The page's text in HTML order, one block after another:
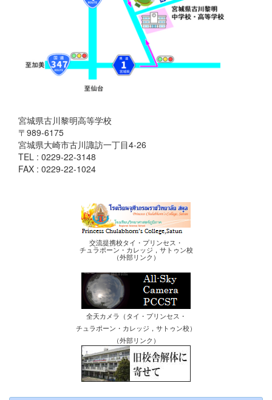
宮城県古川黎明高等学校
〒989-6175
宮城県大崎市古川諏訪一丁目4-26
TEL : 0229-22-3148
FAX : 0229-22-1024
交流提携校タイ・プリンセス・
チュラポーン・カレッジ，サトゥン校
（外部リンク）
全天カメラ（タイ・プリンセス・
チュラポーン・カレッジ，サトゥン校）
（外部リンク）